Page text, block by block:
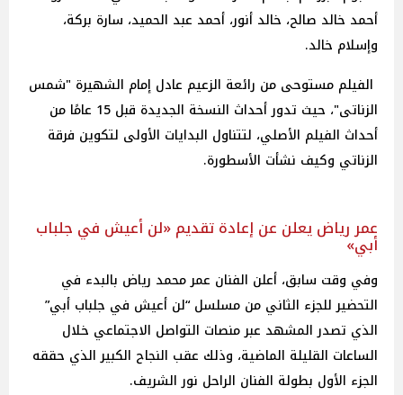
أحمد خالد صالح، خالد أنور، أحمد عبد الحميد، سارة بركة،
وإسلام خالد.
الفيلم مستوحى من رائعة الزعيم عادل إمام الشهيرة "شمس
الزناتى"، حيث تدور أحداث النسخة الجديدة قبل 15 عامًا من
أحداث الفيلم الأصلي، لتتناول البدايات الأولى لتكوين فرقة
الزناتي وكيف نشأت الأسطورة.
عمر رياض يعلن عن إعادة تقديم «لن أعيش في جلباب
أبي»
وفي وقت سابق، أعلن الفنان عمر محمد رياض بالبدء في
التحضير للجزء الثاني من مسلسل “لن أعيش في جلباب أبي”
الذي تصدر المشهد عبر منصات التواصل الاجتماعي خلال
الساعات القليلة الماضية، وذلك عقب النجاح الكبير الذي حققه
الجزء الأول بطولة الفنان الراحل نور الشريف.